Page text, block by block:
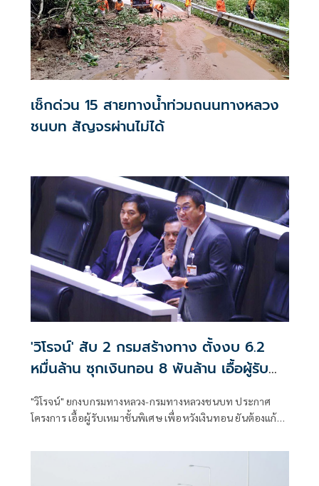
เช็กด่วน 15 สายทางน้ำท่วมถนนทางหลวง
ชนบท สัญจรผ่านไม่ได้
'วิโรจน์' สับ 2 กรมสร้างทาง ตั้งงบ 6.2
หมื่นล้าน ซุกเงินทอน 8 พันล้าน เอื้อผู้รับ
"วิโรจน์" ยกงบกรมทางหลวง-กรมทางหลวงชนบท ประกาศ
โครงการ เอื้อผู้รับเหมาชั้นพิเศษ เพื่อหวังเงินทอน ยันต้องแก้
เหมือนทรยศ ปชช.ผู้เสียภาษี มาร่วมกันทุจริต